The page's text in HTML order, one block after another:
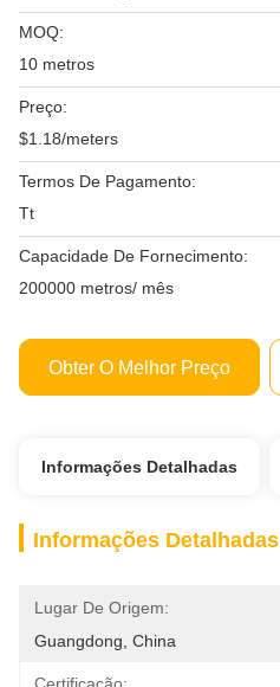
MOQ:
10 metros
Preço:
$1.18/meters
Termos De Pagamento:
Tt
Capacidade De Fornecimento:
200000 metros/ mês
Obter O Melhor Preço
Informações Detalhadas
Informações Detalhadas
Lugar De Origem:
Guangdong, China